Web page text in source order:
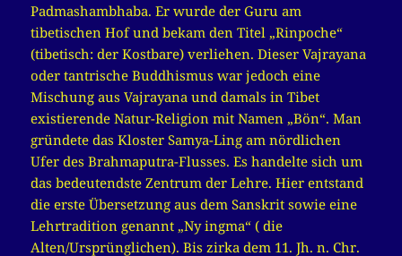
Padmashambhaba. Er wurde der Guru am
tibetischen Hof und bekam den Titel „Rinpoche“
(tibetisch: der Kostbare) verliehen. Dieser Vajrayana
oder tantrische Buddhismus war jedoch eine
Mischung aus Vajrayana und damals in Tibet
existierende Natur-Religion mit Namen „Bön“. Man
gründete das Kloster Samya-Ling am nördlichen
Ufer des Brahmaputra-Flusses. Es handelte sich um
das bedeutendste Zentrum der Lehre. Hier entstand
die erste Übersetzung aus dem Sanskrit sowie eine
Lehrtradition genannt „Ny ingma“ ( die
Alten/Ursprünglichen). Bis zirka dem 11. Jh. n. Chr.